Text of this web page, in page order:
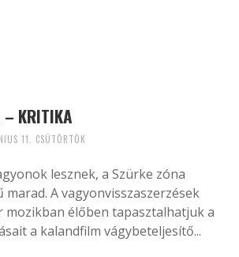
– KRITIKA
11. CSÜTÖRTÖK
lesznek, a Szürke zóna
marad. A vagyonvisszaszerzések
mozikban élőben tapasztalhatjuk a
a kalandfilm vágybeteljesítő...